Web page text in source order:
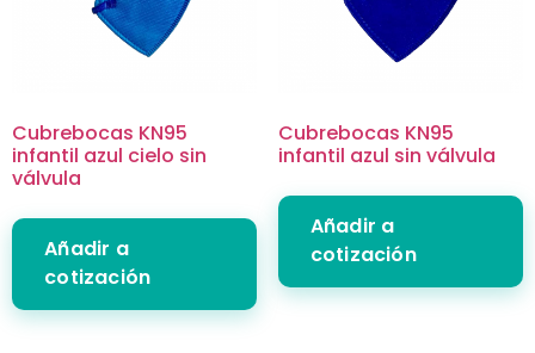
Cubrebocas KN95
infantil azul cielo sin
válvula
Añadir a
cotización
Cubrebocas KN95
infantil azul sin válvula
Añadir a
cotización